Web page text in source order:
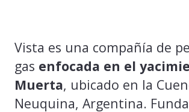
Vista es una compañía de
gas enfocada en el
Muerta, ubicado en la
Neuquina, Argentina.